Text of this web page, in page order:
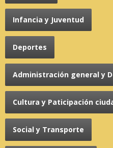
Infancia y Juventud
Deportes
Administración general y
Cultura y Paticipación
Social y Transporte